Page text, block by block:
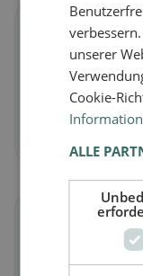
🌱
Veganoin
Piatti vegetali e
Vegetariano
unserer
Cookie-
ALLE